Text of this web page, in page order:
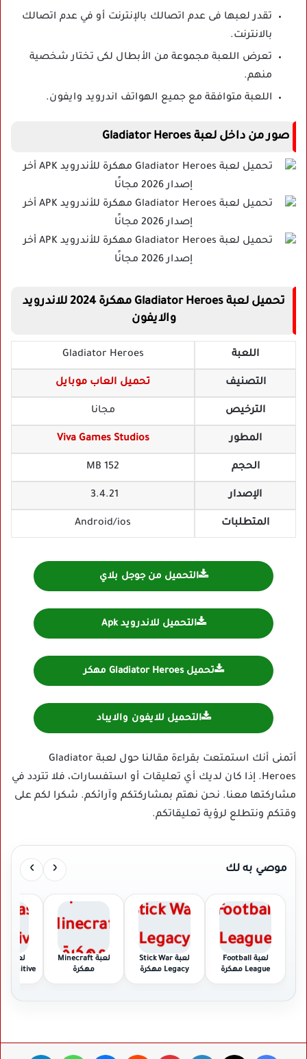
تقدر لعبها فى عدم اتصالك بالإنترنت أو في عدم اتصالك
بالانترنت.
تعرض اللعبة مجموعة من الأبطال لكى تختار شخصية
منهم.
اللعبة متوافقة مع جميع الهواتف اندرويد وايفون.
صور من داخل لعبة Gladiator Heroes
تحميل لعبة Gladiator Heroes مهكرة 2024 للاندرويد
والايفون
اللعبة Gladiator Heroes
التصنيف تحميل العاب موبايل
الترخيص مجانا
المطور Viva Games Studios
الحجم 152 MB
الإصدار 3.4.21
المتطلبات Android/ios
التحميل من جوجل بلاي
التحميل للاندرويد Apk
تحميل Gladiator Heroes مهكر
التحميل للايفون والايباد
أتمنى أنك استمتعت بقراءة مقالنا حول لعبة Gladiator
Heroes. إذا كان لديك أي تعليقات أو استفسارات، فلا تتردد في
مشاركتها معنا. نحن نهتم بمشاركتكم وآرائكم. شكرا لكم على
وقتكم ونتطلع لرؤية تعليقاتكم.
موصي به لك ‹
›
لعبة Football
League مهكرة
لعبة Stick War
Legacy مهكرة
لعبة Minecraft
مهكرة
Definitive
فيسبوك لينكدإن بينتيريست ماسنجر واتساب